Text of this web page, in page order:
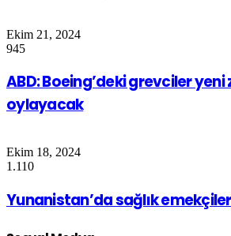
Ekim 21, 2024
945
ABD: Boeing’deki grevciler
oylayacak
Ekim 18, 2024
1.110
Yunanistan’da sağlık